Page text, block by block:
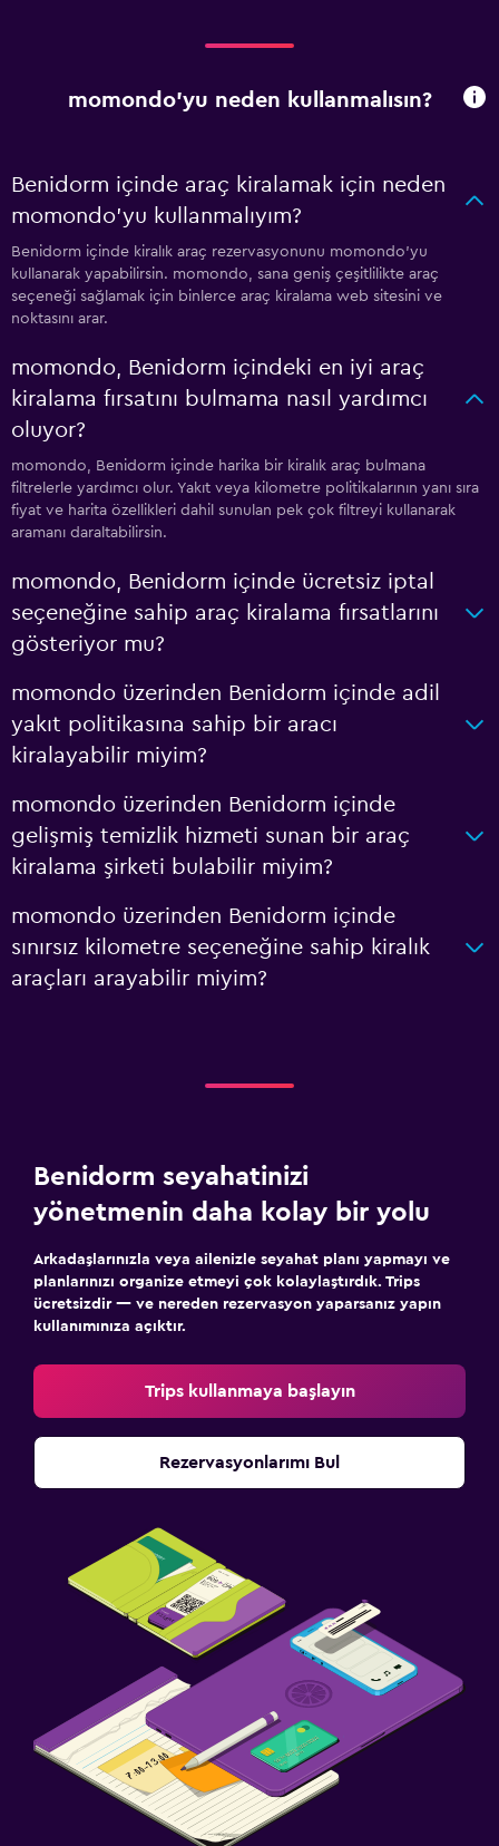
momondo'yu neden kullanmalısın?
Benidorm içinde araç kiralamak için neden
momondo'yu kullanmalıyım?
Benidorm içinde kiralık araç rezervasyonunu momondo'yu
kullanarak yapabilirsin. momondo, sana geniş çeşitlilikte araç
seçeneği sağlamak için binlerce araç kiralama web sitesini ve
noktasını arar.
momondo, Benidorm içindeki en iyi araç
kiralama fırsatını bulmama nasıl yardımcı
oluyor?
momondo, Benidorm içinde harika bir kiralık araç bulmana
filtrelerle yardımcı olur. Yakıt veya kilometre politikalarının yanı sıra
fiyat ve harita özellikleri dahil sunulan pek çok filtreyi kullanarak
aramanı daraltabilirsin.
momondo, Benidorm içinde ücretsiz iptal
seçeneğine sahip araç kiralama fırsatlarını
gösteriyor mu?
momondo üzerinden Benidorm içinde adil
yakıt politikasına sahip bir aracı
kiralayabilir miyim?
momondo üzerinden Benidorm içinde
gelişmiş temizlik hizmeti sunan bir araç
kiralama şirketi bulabilir miyim?
momondo üzerinden Benidorm içinde
sınırsız kilometre seçeneğine sahip kiralık
araçları arayabilir miyim?
Benidorm seyahatinizi
yönetmenin daha kolay bir yolu
Arkadaşlarınızla veya ailenizle seyahat planı yapmayı ve
planlarınızı organize etmeyi çok kolaylaştırdık. Trips
ücretsizdir — ve nereden rezervasyon yaparsanız yapın
kullanımınıza açıktır.
Trips kullanmaya başlayın
Rezervasyonlarımı Bul